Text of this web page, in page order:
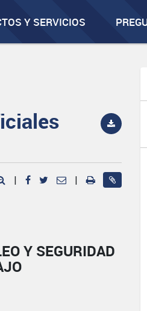
Y SERVICIOS
| |
Y SEGURIDAD